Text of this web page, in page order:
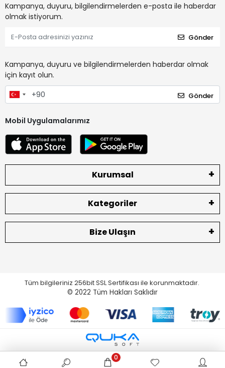
Kampanya, duyuru, bilgilendirmelerden e-posta ile haberdar
olmak istiyorum.
Gönder
Kampanya, duyuru ve bilgilendirmelerden haberdar olmak
için kayıt olun.
Gönder
Mobil Uygulamalarımız
Kurumsal
Kategoriler
Bize Ulaşın
Tüm bilgileriniz 256bit SSL Sertifikası ile korunmaktadır.
© 2022 Tüm Hakları Saklıdır
0